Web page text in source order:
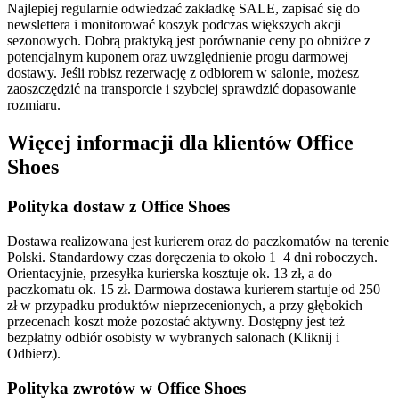
Najlepiej regularnie odwiedzać zakładkę SALE, zapisać się do
newslettera i monitorować koszyk podczas większych akcji
sezonowych. Dobrą praktyką jest porównanie ceny po obniżce z
potencjalnym kuponem oraz uwzględnienie progu darmowej
dostawy. Jeśli robisz rezerwację z odbiorem w salonie, możesz
zaoszczędzić na transporcie i szybciej sprawdzić dopasowanie
rozmiaru.
Więcej informacji dla klientów Office
Shoes
Polityka dostaw z Office Shoes
Dostawa realizowana jest kurierem oraz do paczkomatów na terenie
Polski. Standardowy czas doręczenia to około 1–4 dni roboczych.
Orientacyjnie, przesyłka kurierska kosztuje ok. 13 zł, a do
paczkomatu ok. 15 zł. Darmowa dostawa kurierem startuje od 250
zł w przypadku produktów nieprzecenionych, a przy głębokich
przecenach koszt może pozostać aktywny. Dostępny jest też
bezpłatny odbiór osobisty w wybranych salonach (Kliknij i
Odbierz).
Polityka zwrotów w Office Shoes